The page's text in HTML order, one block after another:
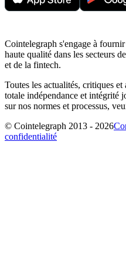
Cointelegraph s'engage à
haute qualité dans les secteurs
et de la fintech.
Toutes les actualités, critiques
totale indépendance et intégrité
sur nos normes et processus,
© Cointelegraph 2013 - 2026
confidentialité